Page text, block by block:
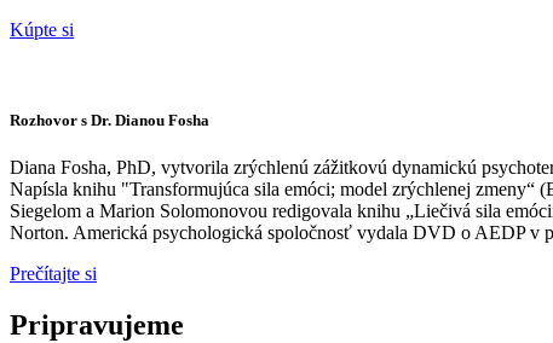
Kúpte si
Rozhovor s Dr. Dianou Fosha
Diana Fosha, PhD, vytvorila zrýchlenú zážitkovú dynamickú
Napísla knihu "Transformujúca sila emóci; model zrýchlenej zmeny“
Siegelom a Marion Solomonovou redigovala knihu „Liečivá sila
Norton. Americká psychologická spoločnosť vydala DVD o AEDP v
Prečítajte si
Pripravujeme